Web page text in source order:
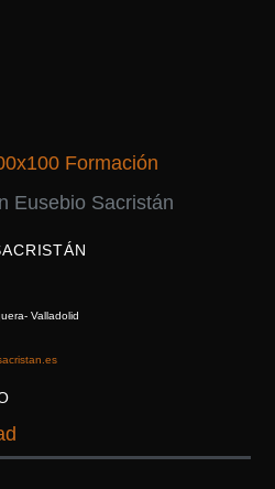
Eusebio Sacristán
Valladolid